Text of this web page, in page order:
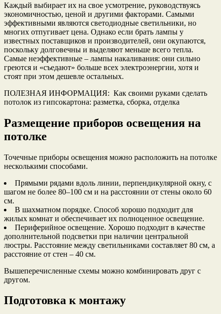
Каждый выбирает их на свое усмотрение, руководствуясь
экономичностью, ценой и другими факторами. Самыми
эффективными являются светодиодные светильники, но
многих отпугивает цена. Однако если брать лампы у
известных поставщиков и производителей, они окупаются,
поскольку долговечны и выделяют меньше всего тепла.
Самые неэффективные – лампы накаливания: они сильно
греются и «съедают» больше всех электроэнергии, хотя и
стоят при этом дешевле остальных.
ПОЛЕЗНАЯ ИНФОРМАЦИЯ: Как своими руками сделать
потолок из гипсокартона: разметка, сборка, отделка
Размещение приборов освещения на
потолке
Точечные приборы освещения можно расположить на потолке
несколькими способами.
Прямыми рядами вдоль линии, перпендикулярной окну, с
шагом не более 80–100 см и на расстоянии от стены около 60
см.
В шахматном порядке. Способ хорошо подходит для
жилых комнат и обеспечивает их полноценное освещение.
Периферийное освещение. Хорошо подходит в качестве
дополнительной подсветки при наличии центральной
люстры. Расстояние между светильниками составляет 80 см, а
расстояние от стен – 40 см.
Вышеперечисленные схемы можно комбинировать друг с
другом.
Подготовка к монтажу